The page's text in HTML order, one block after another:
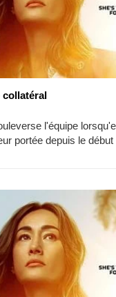
collatéral
l'équipe
portée depuis le début